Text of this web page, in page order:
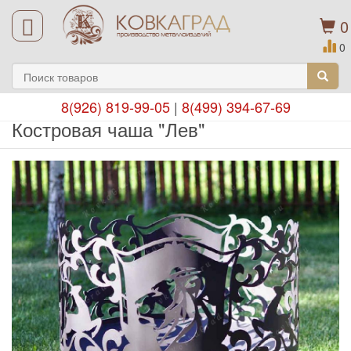
0
0
8(926) 819-99-05| 8(499) 394-67-69
Костровая чаша "Лев"